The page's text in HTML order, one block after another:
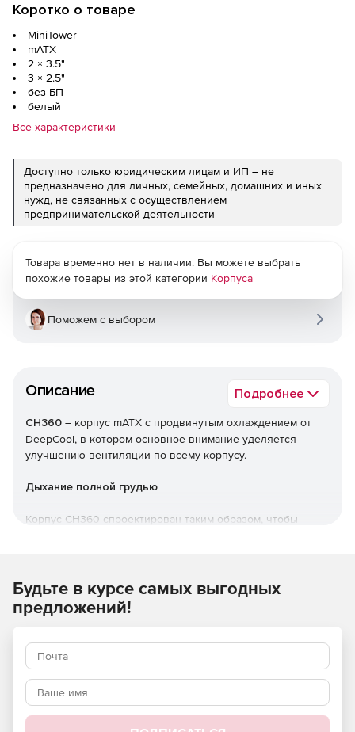
Коротко о товаре
MiniTower
mATX
2 × 3.5"
3 × 2.5"
без БП
белый
Все характеристики
Доступно только юридическим лицам и ИП – не
предназначено для личных, семейных, домашних и иных
нужд, не связанных с осуществлением
предпринимательской деятельности
Описание Подробнее
CH360 – корпус mATX c продвинутым охлаждением от
DeepCool, в котором основное внимание уделяется
улучшению вентиляции по всему корпусу.
Дыхание полной грудью
Корпус CH360 спроектирован таким образом, чтобы
Боковая панель из стекла и с перфорированной
Уникальная боковая панель из закаленного стекла и
перфорированной решётки обеспечивает не только
кристально чистый обзор компонентов вашей системы,
процессорам дополнительную вентиляцию.
Товара временно нет в наличии. Вы можете выбрать
похожие товары из этой категории Корпуса
Поможем с выбором
Будьте в курсе самых выгодных
предложений!